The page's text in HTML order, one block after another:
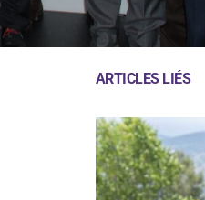
ARTICLES LIÉS